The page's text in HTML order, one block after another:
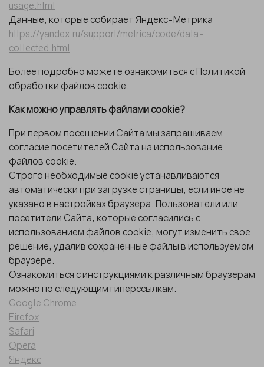
usage.html
Данные, которые собирает Яндекс-Метрика
https://yandex.ru/support/metrica/code/data-
collected.html
Более подробно можете ознакомиться с Политикой
обработки файлов cookie.
Как можно управлять файлами cookie?
При первом посещении Сайта мы запрашиваем
согласие посетителей Сайта на использование
файлов cookie.
Строго необходимые cookie устанавливаются
автоматически при загрузке страницы, если иное не
указано в настройках браузера. Пользователи или
посетители Сайта, которые согласились с
использованием файлов cookie, могут изменить свое
решение, удалив сохраненные файлы в используемом
браузере.
Ознакомиться с инструкциями к различным браузерам
можно по следующим гиперссылкам:
Google Chrome
Firefox
Safari
Opera
Яндекс